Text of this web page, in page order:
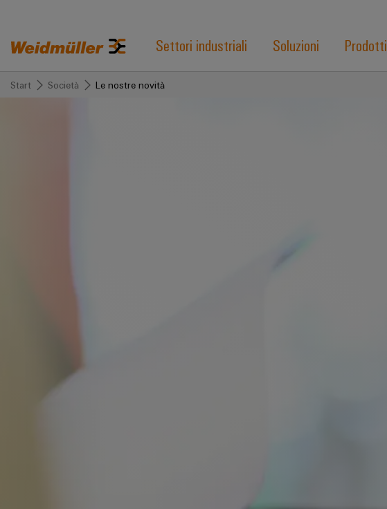
Settori industriali Soluzioni Prodotti
Start Società Le nostre novità